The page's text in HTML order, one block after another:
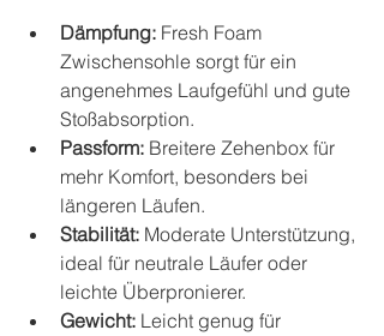
Dämpfung: Fresh Foam
Zwischensohle sorgt für ein
angenehmes Laufgefühl und gute
Stoßabsorption.
Passform: Breitere Zehenbox für
mehr Komfort, besonders bei
längeren Läufen.
Stabilität: Moderate Unterstützung,
ideal für neutrale Läufer oder
leichte Überpronierer.
Gewicht: Leicht genug für